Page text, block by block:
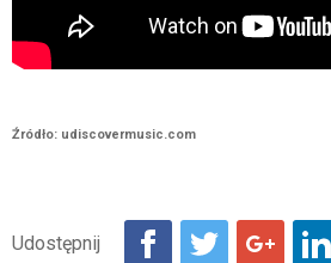
Źródło: udiscovermusic.com